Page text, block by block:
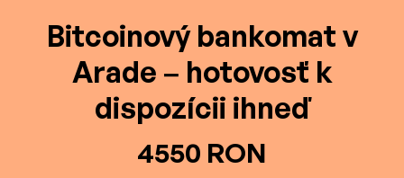
Bitcoinový bankomat v
Arade – hotovosť k
dispozícii ihneď
4550 RON